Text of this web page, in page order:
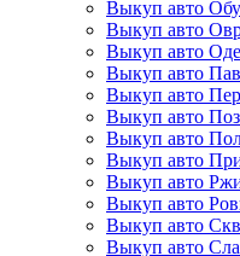
Выкуп авто
Выкуп авто
Выкуп авто
Выкуп авто
Выкуп авто
Выкуп авто
Выкуп авто
Выкуп авто
Выкуп авто
Выкуп авто
Выкуп авто
Выкуп авто